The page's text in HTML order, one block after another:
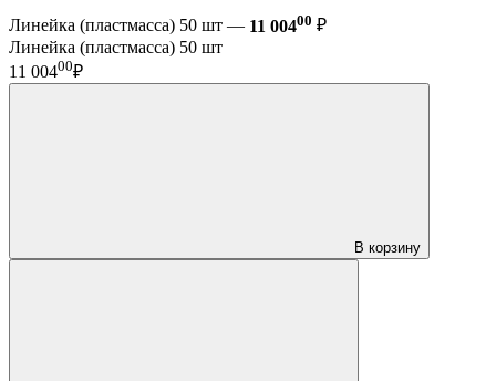
Линейка (пластмасса) 50 шт — 11 00400 ₽
Линейка (пластмасса) 50 шт
11 00400₽
В корзину